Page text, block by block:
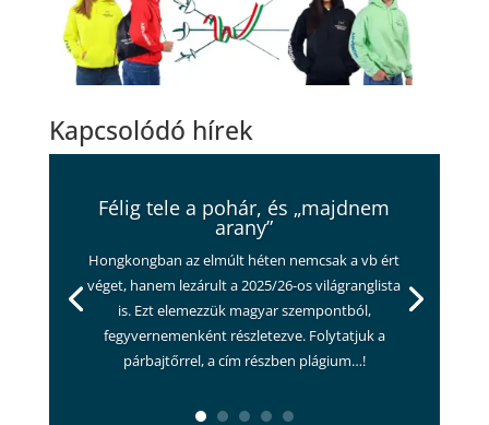
Kapcsolódó hírek
Félig tele a pohár, és „majdnem
arany”
Hongkongban az elmúlt héten nemcsak a vb ért
véget, hanem lezárult a 2025/26-os világranglista
is. Ezt elemezzük magyar szempontból,
fegyvernemenként részletezve. Folytatjuk a
párbajtőrrel, a cím részben plágium…!